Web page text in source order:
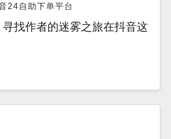
24自助下单平台
找作者的迷雾之旅在抖音这